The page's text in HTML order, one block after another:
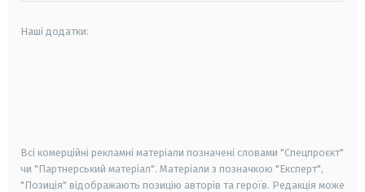
Наші додатки:
Всі комерційні рекламні матеріали позначені словами "Спецпроєкт"
чи "Партнерський матеріал". Матеріали з позначкою "Експерт",
"Позиція" відображають позицію авторів та героїв. Редакція може